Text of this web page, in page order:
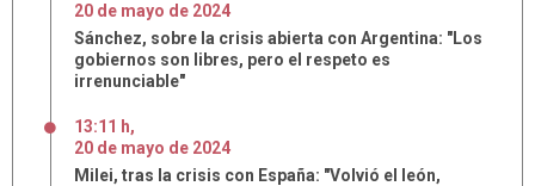
20 de mayo de 2024
Sánchez, sobre la crisis abierta con Argentina: "Los
gobiernos son libres, pero el respeto es
irrenunciable"
13:11 h,
20 de mayo de 2024
Milei, tras la crisis con España: "Volvió el león,